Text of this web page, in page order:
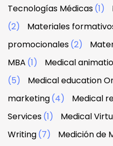
Tecnologías Médicas(1)
(2)
Materiales
promocionales(2)
MBA (1) Medical
(5)
Medical education
marketing(4) Medical
Services(1) Medical
Writing(7) Medición de